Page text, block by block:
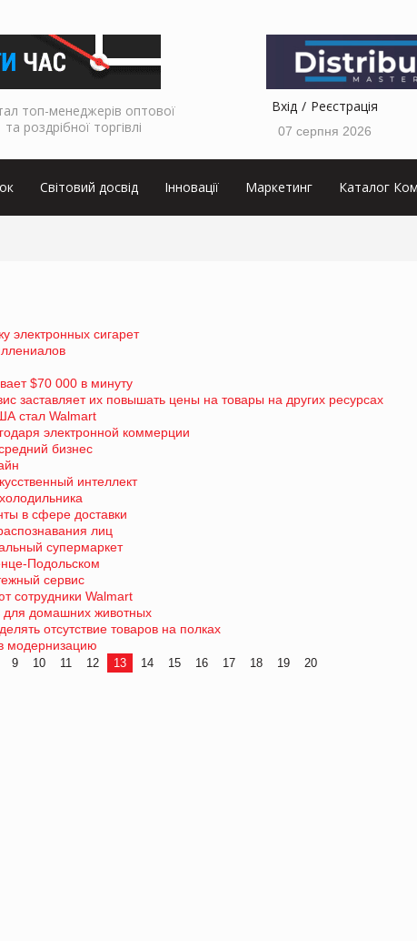
топ-менеджерів оптової
та роздрібної торгівлі
Вхід Реєстрація
07 серпня 2026
Світовий досвід Інновації Маркетинг Каталог
электронных сигарет
$70 000 в минуту
заставляет их повышать цены на товары на других ресурсах
стал Walmart
электронной коммерции
бизнес
интеллект
в сфере доставки
лиц
супермаркет
Подольском
сервис
сотрудники Walmart
для домашних животных
отсутствие товаров на полках
модернизацию
9 10 11 12 13 14 15 16 17 18 19 20